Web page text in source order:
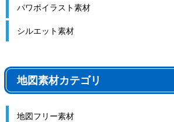
パワポイラスト素材
シルエット素材
地図素材カテゴリ
地図フリー素材